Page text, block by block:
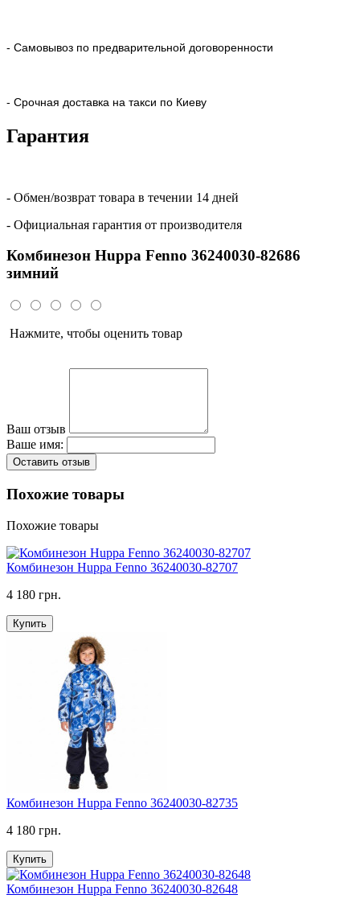
- Самовывоз по предварительной договоренности
- Срочная доставка на такси по Киеву
Гарантия
- Обмен/возврат товара в течении 14 дней
- Официальная гарантия от производителя
Комбинезон Huppa Fenno 36240030-82686
зимний
Нажмите, чтобы оценить товар
Ваш отзыв
Ваше имя:
Оставить отзыв
Похожие товары
Похожие товары
Комбинезон Huppa Fenno 36240030-82707
4 180 грн.
Купить
Комбинезон Huppa Fenno 36240030-82735
4 180 грн.
Купить
Комбинезон Huppa Fenno 36240030-82648